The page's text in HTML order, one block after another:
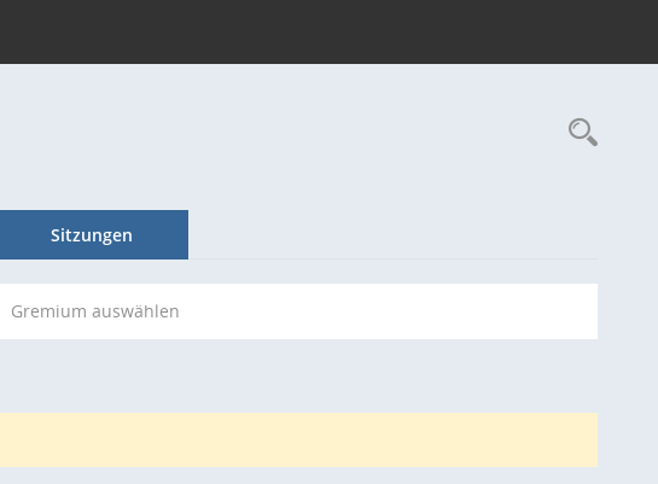
Sitzungen
Gremium auswählen